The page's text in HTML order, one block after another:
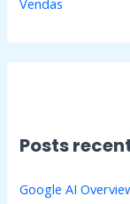
Posts
Google AI